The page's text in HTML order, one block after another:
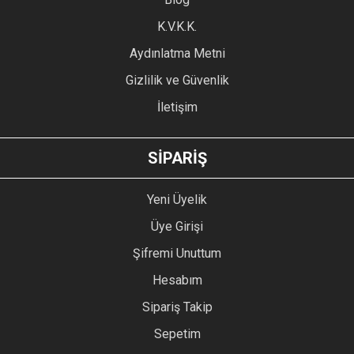
Ürün fiyatı diğer sitelerden daha pahalı.
GÖNDER
K.V.K.K.
Aydınlatma Metni
Gizlilik ve Güvenlik
İletişim
SİPARİŞ
Yeni Üyelik
Üye Girişi
Şifremi Unuttum
Hesabım
Sipariş Takip
Sepetim